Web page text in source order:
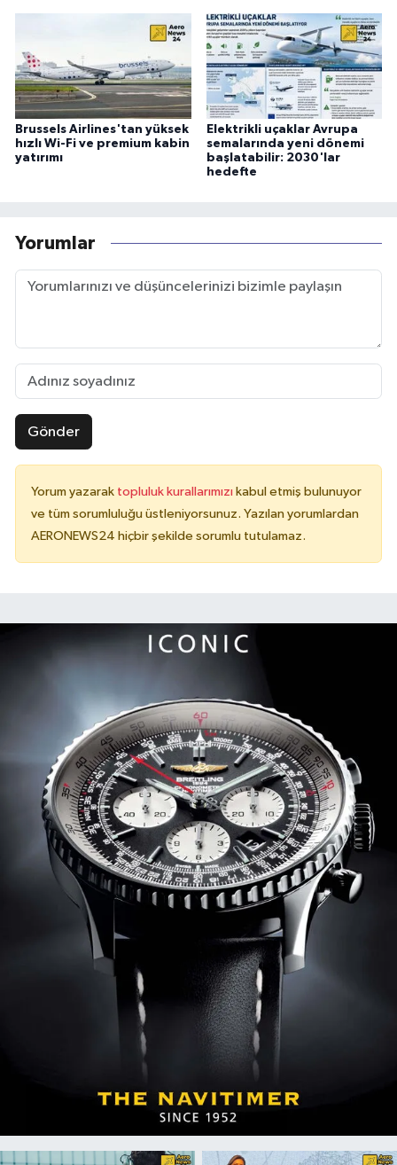
Brussels Airlines'tan yüksek
hızlı Wi-Fi ve premium kabin
yatırımı
Elektrikli uçaklar Avrupa
semalarında yeni dönemi
başlatabilir: 2030'lar
hedefte
Yorumlar
Gönder
Yorum yazarak topluluk kurallarımızı kabul etmiş bulunuyor
ve tüm sorumluluğu üstleniyorsunuz. Yazılan yorumlardan
AERONEWS24 hiçbir şekilde sorumlu tutulamaz.